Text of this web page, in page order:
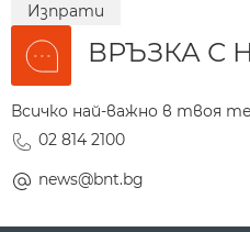
Изпрати
ВРЪЗКА С
Всичко най-важно в твоя
02 814 2100
news@bnt.bg